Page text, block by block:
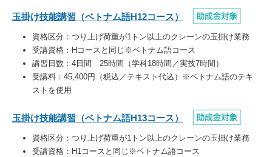
玉掛け技能講習（ベトナム語H12コース）
資格区分：つり上げ荷重が1トン以上のクレーンの玉掛け業務
受講資格：Hコースと同じ※ベトナム語コース
講習日数：4日間 25時間（学科18時間／実技7時間）
受講料：45,400円（税込／テキスト代込）※ベトナム語のテキ
ストを使用
玉掛け技能講習（ベトナム語H13コース）
資格区分：つり上げ荷重が1トン以上のクレーンの玉掛け業務
受講資格：H1コースと同じ※ベトナム語コース